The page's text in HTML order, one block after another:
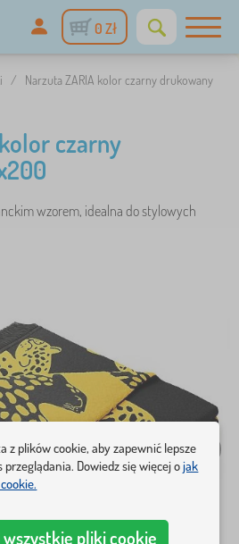
0 Zł
/
Narzuta ZARIA kolor czarny drukowany
czarny
wzorem, idealna do stylowych
z plików cookie, aby zapewnić lepsze
przeglądania. Dowiedz się więcej ojak
pliki cookie